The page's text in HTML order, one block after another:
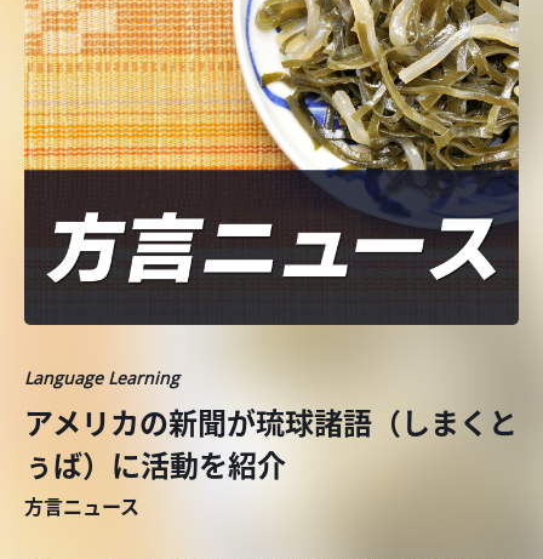
Language Learning
アメリカの新聞が琉球諸語（しまくと
ぅば）に活動を紹介
方言ニュース